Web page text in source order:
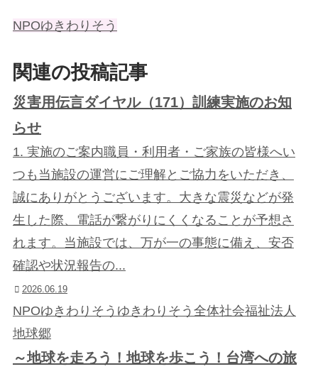
NPOゆきわりそう
関連の投稿記事
災害用伝言ダイヤル（171）訓練実施のお知
らせ
1. 実施のご案内職員・利用者・ご家族の皆様へい
つも当施設の運営にご理解とご協力をいただき、
誠にありがとうございます。大きな震災などが発
生した際、電話が繋がりにくくなることが予想さ
れます。当施設では、万が一の事態に備え、安否
確認や状況報告の...
2026.06.19
NPOゆきわりそう ゆきわりそう 全体社会福祉法人
地球郷
～地球を走ろう！地球を歩こう！台湾への旅